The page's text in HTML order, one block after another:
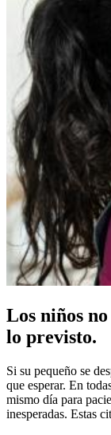
Los niños
lo previsto.
Si su pequeño se
que esperar. En
mismo día para
inesperadas. Estas